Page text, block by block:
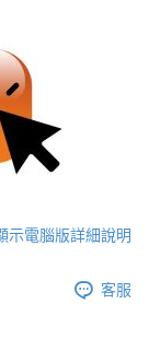
示電腦版詳細說明
客服